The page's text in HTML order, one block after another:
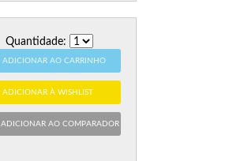
Quantidade:
ADICIONAR AO CARRINHO
ADICIONAR À WISHLIST
ADICIONAR AO COMPARADOR